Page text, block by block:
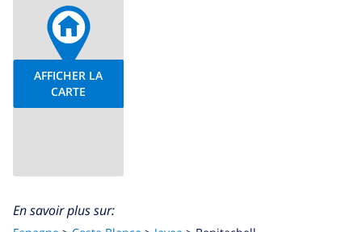
AFFICHER LA
CARTE
En savoir plus sur: